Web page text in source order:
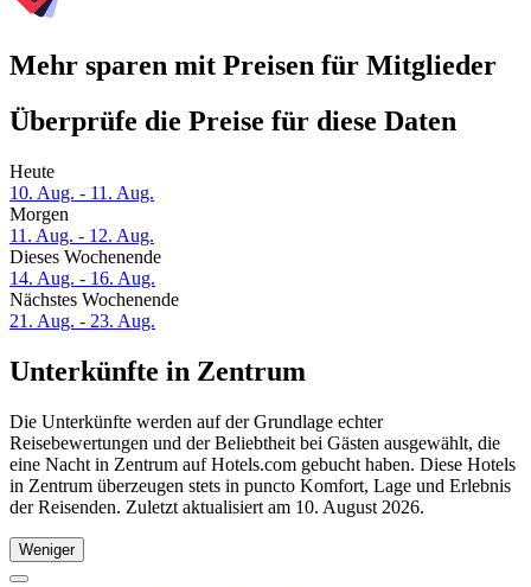
Mehr sparen mit Preisen für Mitglieder
Überprüfe die Preise für diese Daten
Heute
10. Aug. - 11. Aug.
Morgen
11. Aug. - 12. Aug.
Dieses Wochenende
14. Aug. - 16. Aug.
Nächstes Wochenende
21. Aug. - 23. Aug.
Unterkünfte in Zentrum
Die Unterkünfte werden auf der Grundlage echter
Reisebewertungen und der Beliebtheit bei Gästen ausgewählt, die
eine Nacht in Zentrum auf Hotels.com gebucht haben. Diese Hotels
in Zentrum überzeugen stets in puncto Komfort, Lage und Erlebnis
der Reisenden. Zuletzt aktualisiert am 10. August 2026.
Weniger